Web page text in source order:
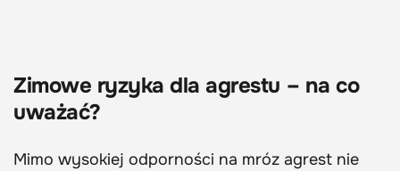
Zimowe ryzyka dla agrestu – na co
uważać?
Mimo wysokiej odporności na mróz agrest nie